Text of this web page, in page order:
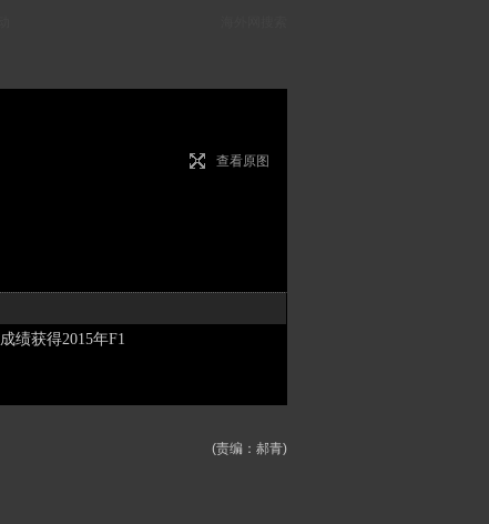
查看原图
绩获得2015年F1
(责编：郝青)